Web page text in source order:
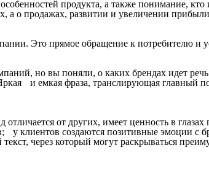
продукта, а также понимание,
а о продажах, развитии и увеличении прибыли
Это прямое обращение к потребителю и
но вы поняли, о каких брендах идет
и емкая фраза, транслирующая главный
от других, имеет ценность в
у клиентов создаются позитивные эмоции
через который могут раскрываться